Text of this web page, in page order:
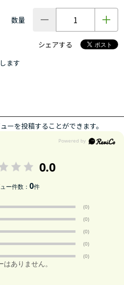
数量
シェアする
ます
ーを投稿することができます。
0.0
ー件数：0件
(0)
(0)
(0)
(0)
(0)
はありません。